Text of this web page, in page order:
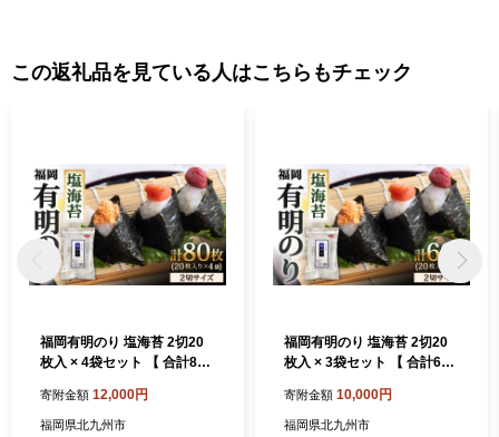
この返礼品を見ている人はこちらもチェック
福岡有明のり 塩海苔 2切20
枚入 × 4袋セット 【 合計80
リ 海苔 有明のり 福岡 有明
自然食品 加工食品
寄附金額 12,000円
福岡県北九州市
福岡有明のり 塩海苔 2切20
枚入 × 3袋セット 【 合計60
リ 海苔 有明のり 福岡 有明
自然食品 加工食品
寄附金額 10,000円
福岡県北九州市